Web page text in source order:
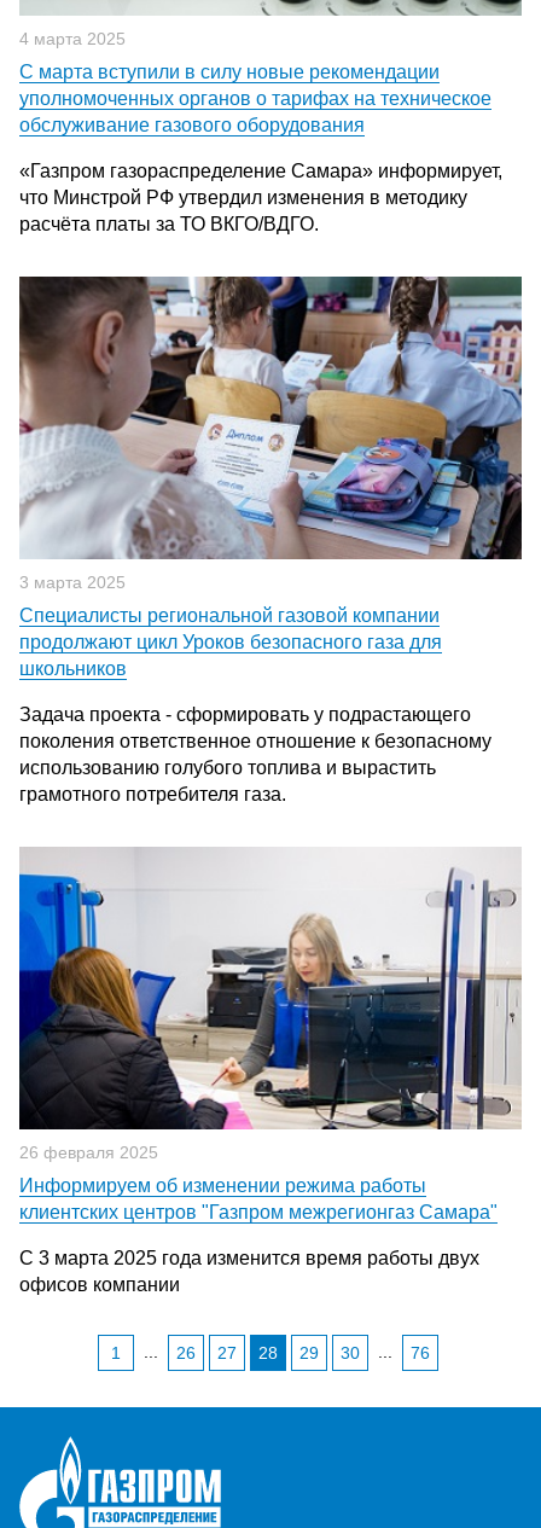
4 марта 2025
С марта вступили в силу новые рекомендации
уполномоченных органов о тарифах на техническое
обслуживание газового оборудования
«Газпром газораспределение Самара» информирует,
что Минстрой РФ утвердил изменения в методику
расчёта платы за ТО ВКГО/ВДГО.
3 марта 2025
Специалисты региональной газовой компании
продолжают цикл Уроков безопасного газа для
школьников
Задача проекта - сформировать у подрастающего
поколения ответственное отношение к безопасному
использованию голубого топлива и вырастить
грамотного потребителя газа.
26 февраля 2025
Информируем об изменении режима работы
клиентских центров "Газпром межрегионгаз Самара"
С 3 марта 2025 года изменится время работы двух
офисов компании
1 26 27 28 29 30 76